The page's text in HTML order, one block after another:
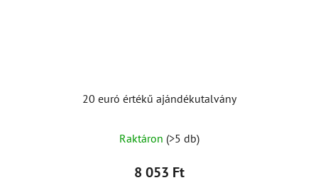
20 euró értékű ajándékutalvány
Raktáron (>5 db)
8 053 Ft